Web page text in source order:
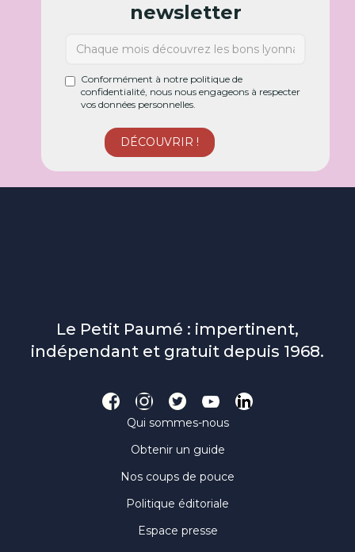
newsletter
Conformément à notre politique de
confidentialité, nous nous engageons à respecter
vos données personnelles.
Le Petit Paumé : impertinent,
indépendant et gratuit depuis 1968.
Qui sommes-nous
Obtenir un guide
Nos coups de pouce
Politique éditoriale
Espace presse